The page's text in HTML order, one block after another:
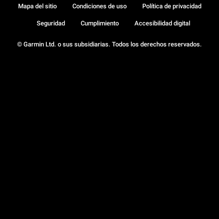
© Garmin Ltd. o sus subsidiarias. Todos los derechos reservados.
Mapa del sitio Condiciones de uso Política de privacidad
Seguridad Cumplimiento Accesibilidad digital